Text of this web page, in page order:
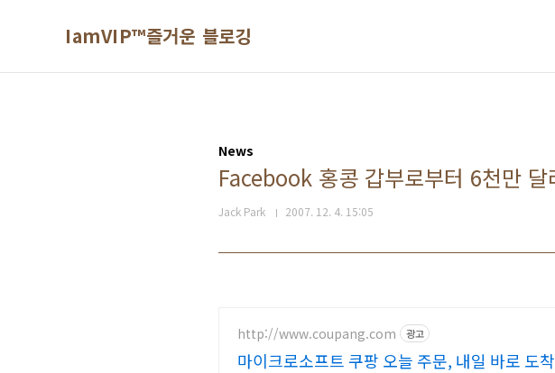
IamVIP™즐거운 블로깅
News
Facebook 홍콩 갑부로부터 6천만 달
Jack Park 2007. 12. 4. 15:05
http://www.coupang.com 광고
마이크로소프트 쿠팡 오늘 주문, 내일 바로 도착